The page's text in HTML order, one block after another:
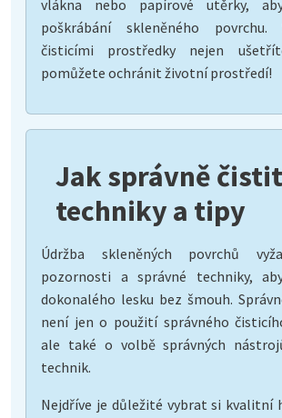
vlákna nebo papírové utěrky,
poškrábání skleněného povrchu.
čisticími prostředky nejen
pomůžete ochránit životní prostředí!
Jak správně
techniky a tipy
Údržba skleněných povrchů
pozornosti a správné techniky,
dokonalého lesku bez šmouh.
není jen o použití správného
ale také o volbě správných
technik.
Nejdříve je důležité vybrat si kvalitní